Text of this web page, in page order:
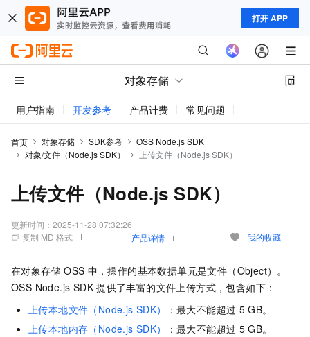
打开 APP
对象存储
用户指南 开发参考 产品计费 常见问题
首页 对象存储 SDK参考
OSS Node.js SDK
对象/文件（Node.js SDK）
上传文件（Node.js SDK）
上传文件（Node.js SDK）
更新时间： 2025-11-28 07:32:26
复制 MD 格式
产品详情 我的收藏
在对象存储 OSS 中，操作的基本数据单元是文件（Object）。
OSS Node.js SDK 提供了丰富的文件上传方式，包含如下：
上传本地文件（Node.js SDK）
：最大不能超过 5 GB。
上传本地内存（Node.js SDK）
：最大不能超过 5 GB。